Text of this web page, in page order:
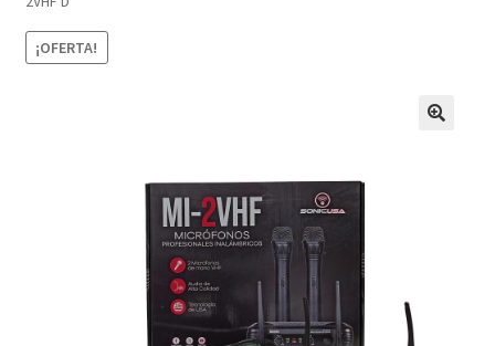
Grabación de Audio & Video
¡OFERTA!